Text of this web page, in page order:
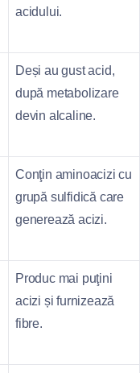
acidului.
Deși au gust acid,
după metabolizare
devin alcaline.
Conţin aminoacizi cu
grupă sulfidică care
generează acizi.
Produc mai puţini
acizi și furnizează
fibre.